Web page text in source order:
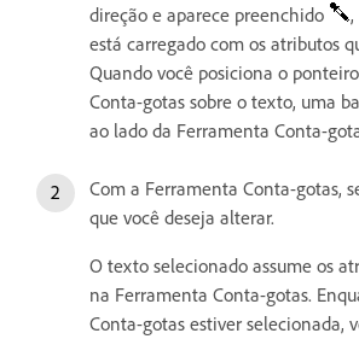
direção e aparece preenchido
está carregado com os atributos
Quando você posiciona o
Conta-gotas sobre o texto, uma
ao lado da Ferramenta Conta-
Com a Ferramenta Conta-gotas,
que você deseja alterar.
O texto selecionado assume os
na Ferramenta Conta-gotas.
Conta-gotas estiver selecionada,